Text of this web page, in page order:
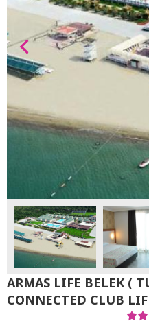
ARMAS LIFE BELEK (
CONNECTED CLUB